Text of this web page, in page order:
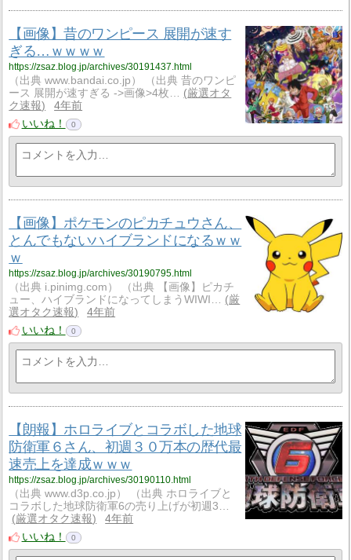
【画像】昔のワンピース 展開が速す
ぎる…ｗｗｗｗ
https://zsaz.blog.jp/archives/30191437.html
（出典 www.bandai.co.jp） （出典 昔のワンピ
ース 展開が速すぎる ->画像>4枚…
厳選オタ
ク速報
4年前
いいね！
0
【画像】ポケモンのピカチュウさん、
とんでもないハイブランドになるｗｗ
ｗ
https://zsaz.blog.jp/archives/30190795.html
（出典 i.pinimg.com） （出典 【画像】ピカチ
ュー、ハイブランドになってしまうWIWI…
厳
選オタク速報
4年前
いいね！
0
【朗報】ホロライブとコラボした地球
防衛軍６さん、初週３０万本の歴代最
速売上を達成ｗｗｗ
https://zsaz.blog.jp/archives/30190110.html
（出典 www.d3p.co.jp） （出典 ホロライブと
コラボした地球防衛軍6の売り上げが初週3…
厳選オタク速報
4年前
いいね！
0